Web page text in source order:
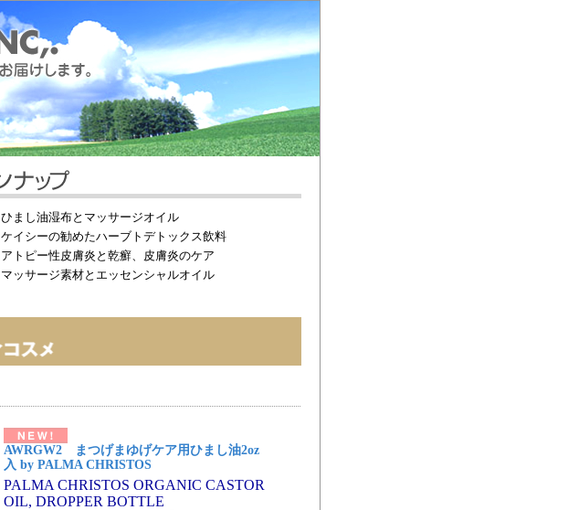
ひまし油湿布とマッサージオイル
ケイシーの勧めたハーブトデトックス飲料
アトピー性皮膚炎と乾癬、皮膚炎のケア
マッサージ素材とエッセンシャルオイル
AWRGW2 まつげまゆげケア用ひまし油2oz
入 by PALMA CHRISTOS
PALMA CHRISTOS ORGANIC CASTOR
OIL, DROPPER BOTTLE